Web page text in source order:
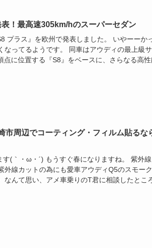
！最高速305km/hのスーパーセダン
プラス』を欧州で発表しました。 いやーーか
なってるようです。 同車はアウディの最上級
点に位置する『S8』をベースに、さらなる高性
市周辺でコーティング・フィルム貼るな
す(｀・ω・´) もうすぐ春になりますね。 紫外線
外線カットの為にも愛車アウディQ5のスモー
なんて思い、アメ車乗りのT君に相談したと